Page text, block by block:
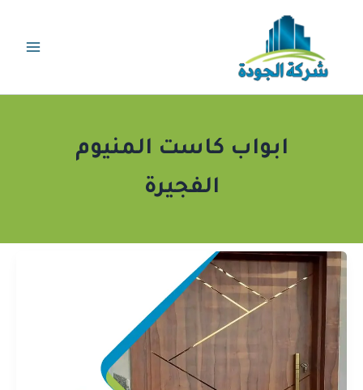
ابواب كاست المنيوم
الفجيرة